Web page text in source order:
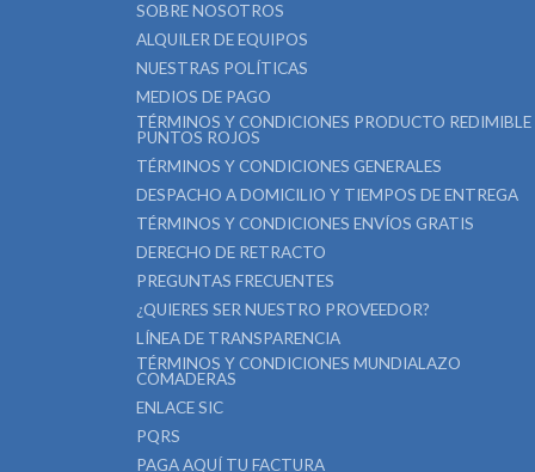
SOBRE NOSOTROS
ALQUILER DE EQUIPOS
NUESTRAS POLÍTICAS
MEDIOS DE PAGO
TÉRMINOS Y CONDICIONES PRODUCTO REDIMIBLE
PUNTOS ROJOS
TÉRMINOS Y CONDICIONES GENERALES
DESPACHO A DOMICILIO Y TIEMPOS DE ENTREGA
TÉRMINOS Y CONDICIONES ENVÍOS GRATIS
DERECHO DE RETRACTO
PREGUNTAS FRECUENTES
¿QUIERES SER NUESTRO PROVEEDOR?
LÍNEA DE TRANSPARENCIA
TÉRMINOS Y CONDICIONES MUNDIALAZO
COMADERAS
ENLACE SIC
PQRS
PAGA AQUÍ TU FACTURA